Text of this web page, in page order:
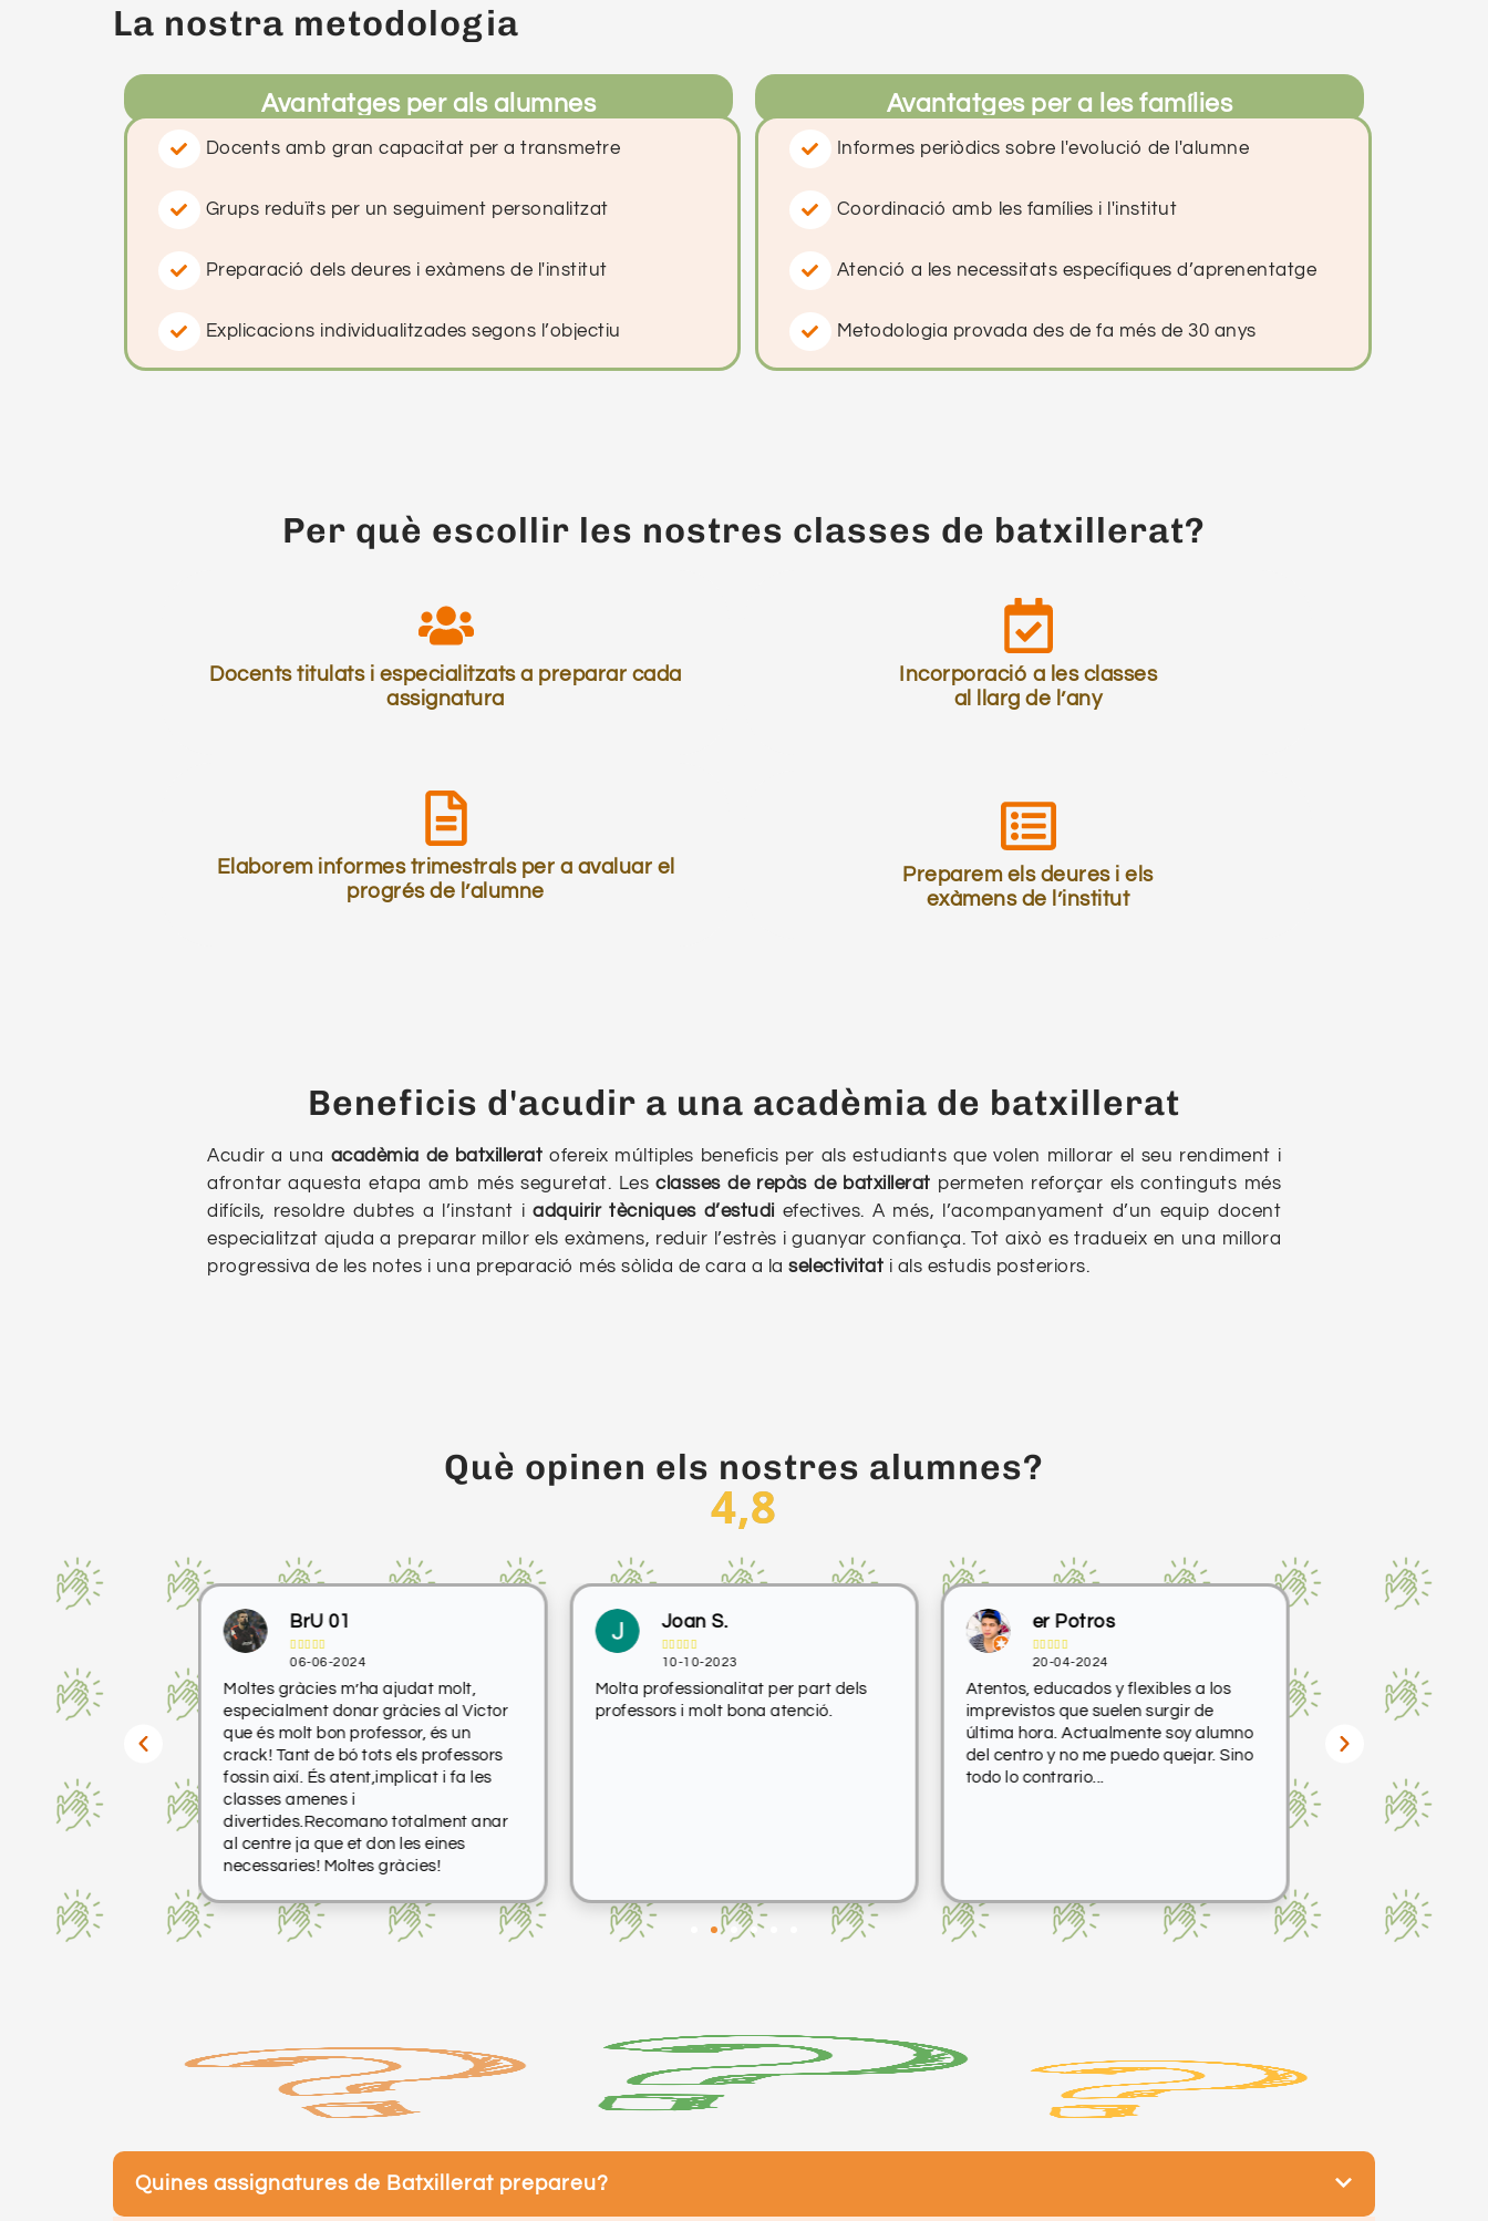
La nostra metodologia
Avantatges per als alumnes
Docents amb gran capacitat per a transmetre
Grups reduïts per un seguiment personalitzat
Preparació dels deures i exàmens de l'institut​
Explicacions individualitzades segons l’objectiu​
Avantatges per a les famílies
Informes periòdics sobre l'evolució de l'alumne
Coordinació amb les famílies i l'institut
Atenció a les necessitats específiques d’aprenentatge
Metodologia provada des de fa més de 30 anys
Per què escollir les nostres classes de batxillerat?
Docents titulats i especialitzats a preparar cada
assignatura
Incorporació a les classes
al llarg de l’any
Elaborem informes trimestrals per a avaluar el
progrés de l’alumne
Preparem els deures i els
exàmens de l’institut
Beneficis d'acudir a una acadèmia de batxillerat
Acudir a una acadèmia de batxillerat ofereix múltiples beneficis per als estudiants que volen millorar el seu rendiment i
afrontar aquesta etapa amb més seguretat. Lesclasses de repàs de batxillerat permeten reforçar els continguts més
difícils, resoldre dubtes a l’instant i adquirir tècniques d’estudi efectives. A més, l’acompanyament d’un equip docent
especialitzat ajuda a preparar millor els exàmens, reduir l’estrès i guanyar confiança. Tot això es tradueix en una millora
progressiva de les notes i una preparació més sòlida de cara a la selectivitat i als estudis posteriors.
Què opinen els nostres alumnes?
4,8
maestros
BrU 01
  
06-06-2024
Moltes gràcies m’ha ajudat molt,
especialment donar gràcies al Victor
que és molt bon professor, és un
crack! Tant de bó tots els professors
fossin així. És atent,implicat i fa les
classes amenes i
divertides.Recomano totalment anar
al centre ja que et don les eines
necessaries! Moltes gràcies!
Joan S.
  
10-10-2023
Molta professionalitat per part dels
professors i molt bona atenció.
er Potros
  
20-04-2024
Atentos, educados y flexibles a los
imprevistos que suelen surgir de
última hora. Actualmente soy alumno
del centro y no me puedo quejar. Sino
todo lo contrario...
Excelente trato
gestión como
Preguntes
freqüents
Quines assignatures de Batxillerat prepareu?